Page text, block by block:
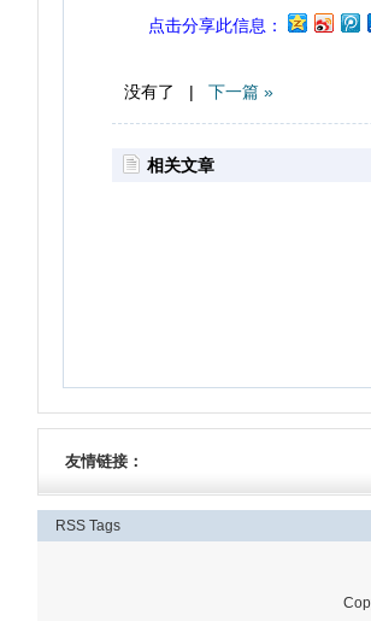
点击分享此信息：
没有了 | 下一篇 »
相关文章
友情链接：
RSS Tags